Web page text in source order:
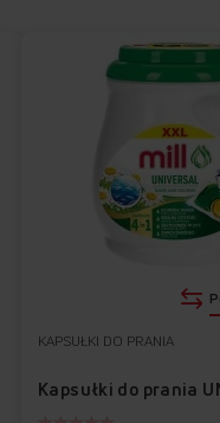
KAPSUŁKI DO PRANIA
Kapsułki do prania